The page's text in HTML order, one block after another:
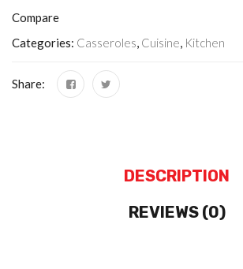
Compare
Categories: Casseroles, Cuisine, Kitchen
Share:
DESCRIPTION
REVIEWS (0)